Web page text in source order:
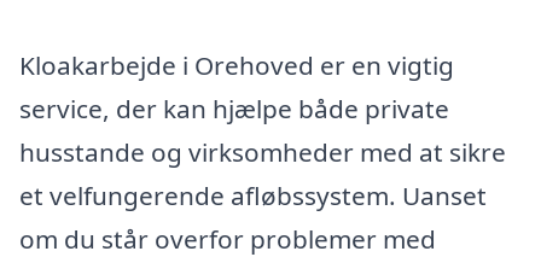
Kloakarbejde i Orehoved er en vigtig
service, der kan hjælpe både private
husstande og virksomheder med at sikre
et velfungerende afløbssystem. Uanset
om du står overfor problemer med